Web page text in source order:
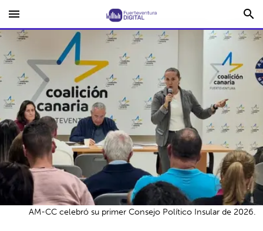
menu search
AM-CC celebró su primer Consejo Político Insular de 2026.